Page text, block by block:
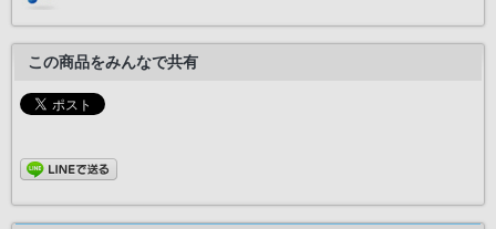
この商品をみんなで共有